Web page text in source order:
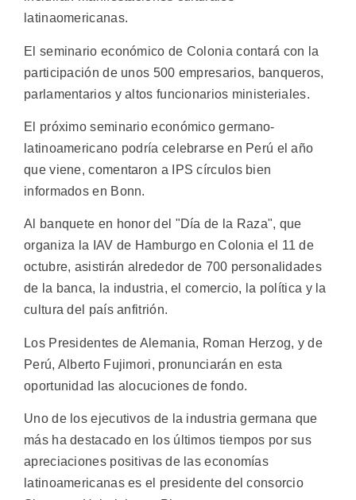
latinaomericanas.
El seminario económico de Colonia contará con la
participación de unos 500 empresarios, banqueros,
parlamentarios y altos funcionarios ministeriales.
El próximo seminario económico germano-
latinoamericano podría celebrarse en Perú el año
que viene, comentaron a IPS círculos bien
informados en Bonn.
Al banquete en honor del "Día de la Raza", que
organiza la IAV de Hamburgo en Colonia el 11 de
octubre, asistirán alrededor de 700 personalidades
de la banca, la industria, el comercio, la política y la
cultura del país anfitrión.
Los Presidentes de Alemania, Roman Herzog, y de
Perú, Alberto Fujimori, pronunciarán en esta
oportunidad las alocuciones de fondo.
Uno de los ejecutivos de la industria germana que
más ha destacado en los últimos tiempos por sus
apreciaciones positivas de las economías
latinoamericanas es el presidente del consorcio